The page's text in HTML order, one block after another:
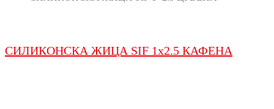
СИЛИКОНСКА ЖИЦА SIF 1x2.5 КАФЕНА